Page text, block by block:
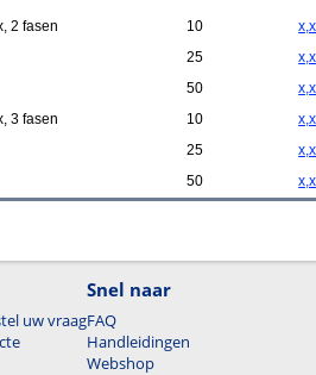
2 fasen 10
25
50
3 fasen
10
25
50
uw vraag
Snel naar
FAQ
Handleidingen
Webshop